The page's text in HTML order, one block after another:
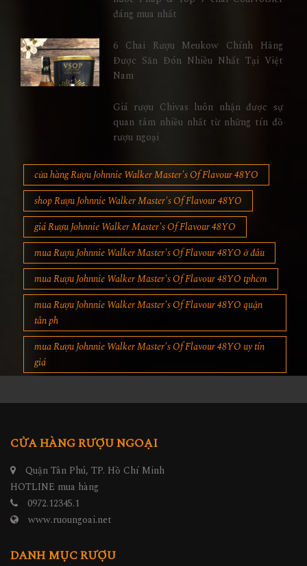
đáng mua nhất
6 Chai Rượu Meukow Chính Hãng
Được Săn Đón Nhiều Nhất Tại Việt
Nam
Giá rượu Chivas luôn nhận được sự
quan tâm nhiều nhất từ những tín đồ
rượu ngoại
cửa hàng Rượu Johnnie Walker Master's Of Flavour 48YO
shop Rượu Johnnie Walker Master's Of Flavour 48YO
giá Rượu Johnnie Walker Master's Of Flavour 48YO
mua Rượu Johnnie Walker Master's Of Flavour 48YO ở đâu
mua Rượu Johnnie Walker Master's Of Flavour 48YO tphcm
mua Rượu Johnnie Walker Master's Of Flavour 48YO quận
tân ph
mua Rượu Johnnie Walker Master's Of Flavour 48YO uy tín
giá
CỬA HÀNG RƯỢU NGOẠI
Quận Tân Phú, TP. Hồ Chí Minh
HOTLINE mua hàng
0972.12345.1
www.ruoungoai.net
DANH MỤC RƯỢU